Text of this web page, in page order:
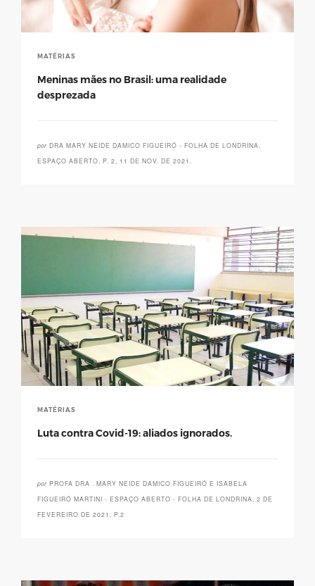
MATÉRIAS
Meninas mães no Brasil: uma realidade
desprezada
por DRA MARY NEIDE DAMICO FIGUEIRÓ - FOLHA DE LONDRINA,
ESPAÇO ABERTO, P. 2, 11 DE NOV. DE 2021.
MATÉRIAS
Luta contra Covid-19: aliados ignorados.
por PROFA DRA . MARY NEIDE DAMICO FIGUEIRÓ E ISABELA
FIGUEIRÓ MARTINI - ESPAÇO ABERTO - FOLHA DE LONDRINA, 2 DE
FEVEREIRO DE 2021, P.2